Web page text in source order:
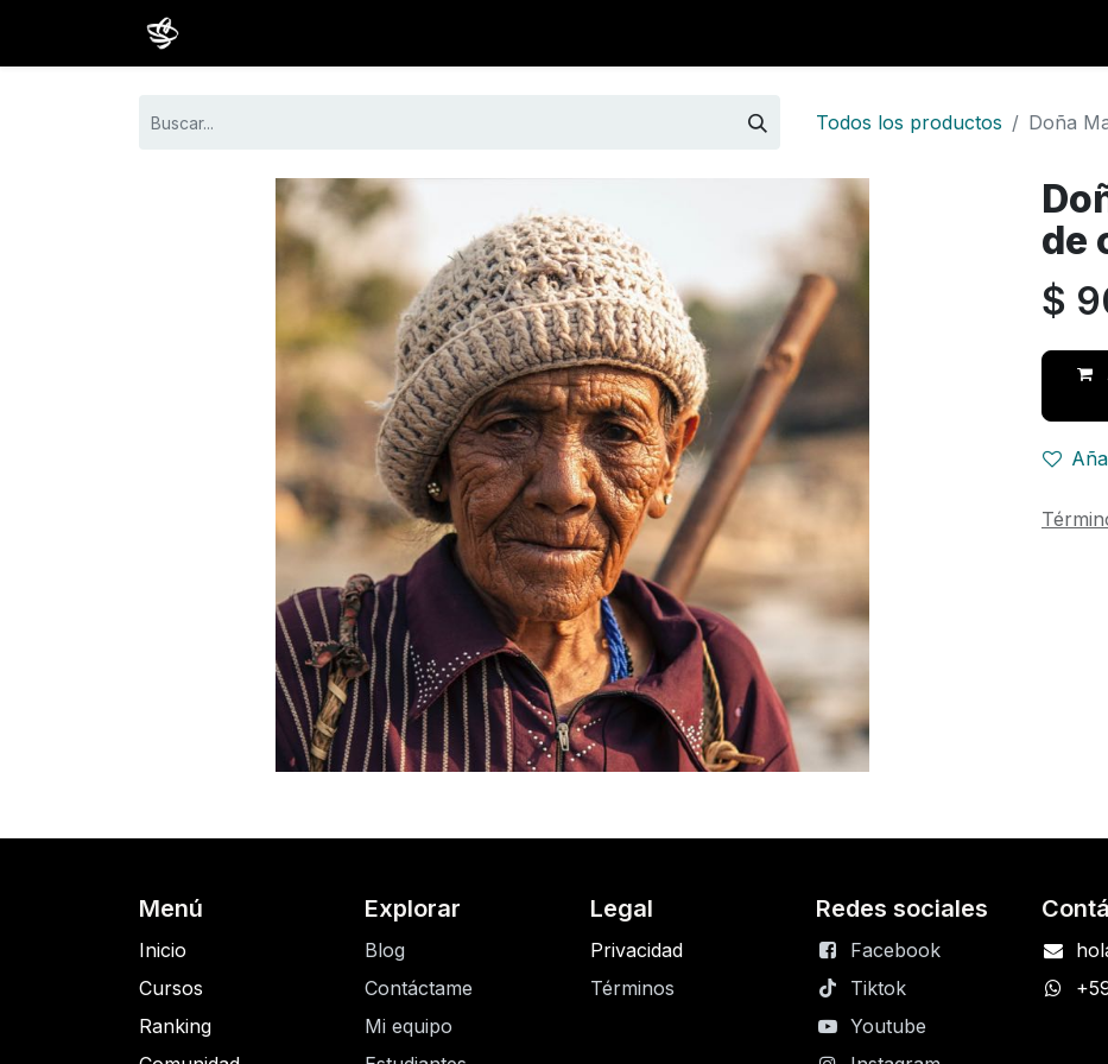
Todos los productos Doña
de
$
Menú
Inicio
Cursos
Ranking
Explorar
Blog
Contáctame
Mi equipo
Legal
Privacidad
Términos
Redes sociales
Facebook
Tiktok
Youtube